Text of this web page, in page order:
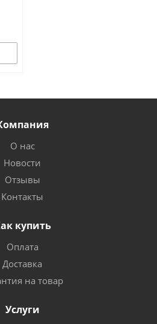
О нас
Новости
Отзывы
Контакты
купить
Оплата
Доставка
на товар
Услуги